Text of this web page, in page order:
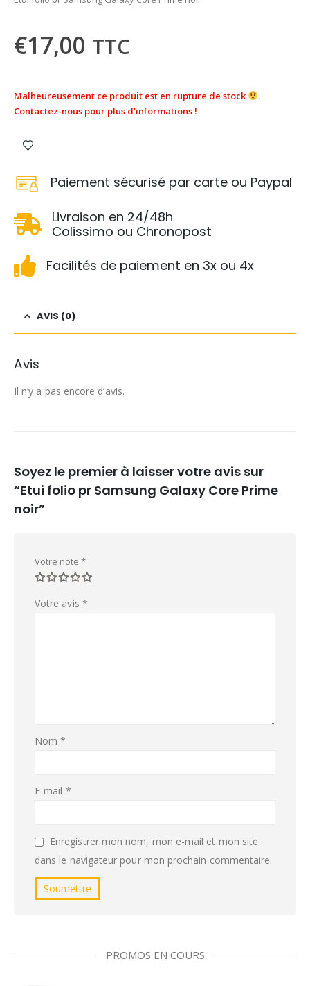
€17,00 TTC
Malheureusement ce produit est en rupture de stock
.
Contactez-nous pour plus d'informations !
Paiement sécurisé par carte ou Paypal
Livraison en 24/48h
Colissimo ou Chronopost
Facilités de paiement en 3x ou 4x
AVIS (0)
Avis
Il n’y a pas encore d’avis.
Soyez le premier à laisser votre avis sur
“Etui folio pr Samsung Galaxy Core Prime
noir”
Votre note *
Votre avis *
Nom*
E-mail *
Enregistrer mon nom, mon e-mail et mon site
dans le navigateur pour mon prochain commentaire.
PROMOS EN COURS